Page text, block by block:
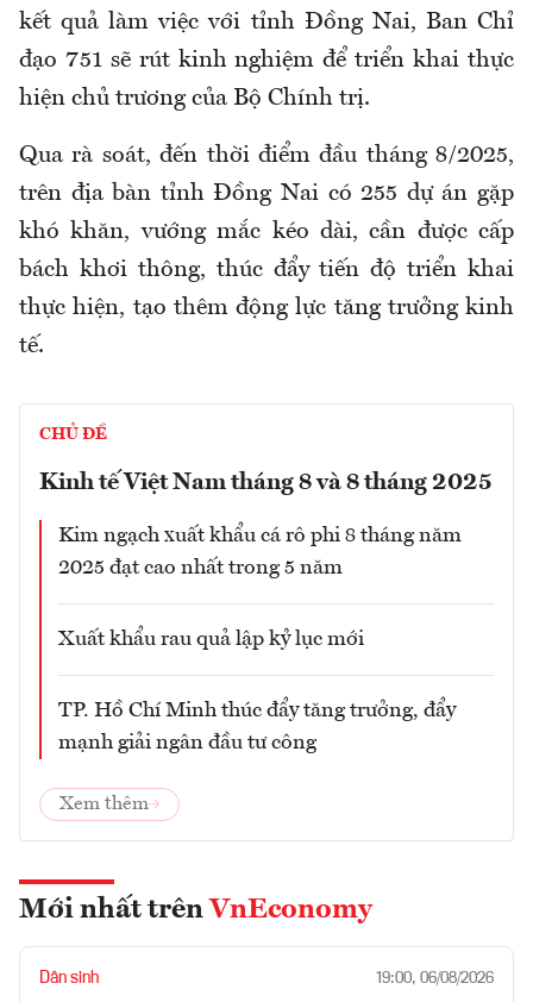
kết quả làm việc với tỉnh Đồng Nai, Ban Chỉ
đạo 751 sẽ rút kinh nghiệm để triển khai thực
hiện chủ trương của Bộ Chính trị.
Qua rà soát, đến thời điểm đầu tháng 8/2025,
trên địa bàn tỉnh Đồng Nai có 255 dự án gặp
khó khăn, vướng mắc kéo dài, cần được cấp
bách khơi thông, thúc đẩy tiến độ triển khai
thực hiện, tạo thêm động lực tăng trưởng kinh
tế.
CHỦ ĐỀ
Kinh tế Việt Nam tháng 8 và 8 tháng 2025
Kim ngạch xuất khẩu cá rô phi 8 tháng năm
2025 đạt cao nhất trong 5 năm
Xuất khẩu rau quả lập kỷ lục mới
TP. Hồ Chí Minh thúc đẩy tăng trưởng, đẩy
mạnh giải ngân đầu tư công
Xem thêm
Mới nhất trên VnEconomy
Dân sinh 19:00, 06/08/2026